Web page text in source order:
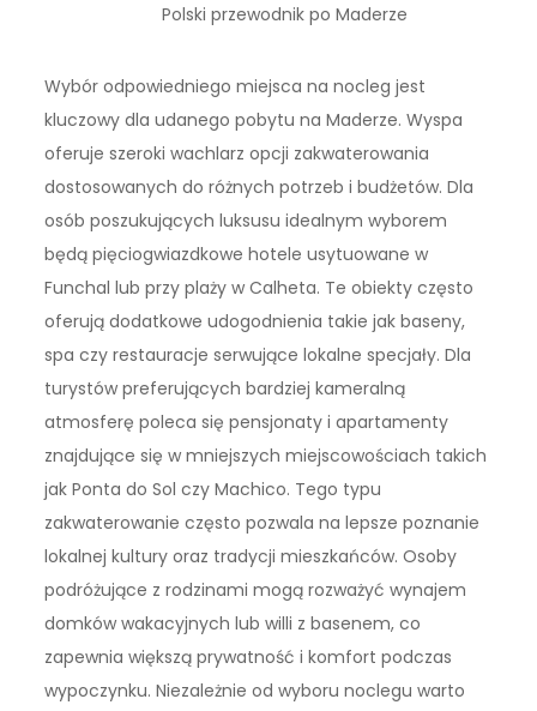
Polski przewodnik po Maderze
Wybór odpowiedniego miejsca na nocleg jest
kluczowy dla udanego pobytu na Maderze. Wyspa
oferuje szeroki wachlarz opcji zakwaterowania
dostosowanych do różnych potrzeb i budżetów. Dla
osób poszukujących luksusu idealnym wyborem
będą pięciogwiazdkowe hotele usytuowane w
Funchal lub przy plaży w Calheta. Te obiekty często
oferują dodatkowe udogodnienia takie jak baseny,
spa czy restauracje serwujące lokalne specjały. Dla
turystów preferujących bardziej kameralną
atmosferę poleca się pensjonaty i apartamenty
znajdujące się w mniejszych miejscowościach takich
jak Ponta do Sol czy Machico. Tego typu
zakwaterowanie często pozwala na lepsze poznanie
lokalnej kultury oraz tradycji mieszkańców. Osoby
podróżujące z rodzinami mogą rozważyć wynajem
domków wakacyjnych lub willi z basenem, co
zapewnia większą prywatność i komfort podczas
wypoczynku. Niezależnie od wyboru noclegu warto